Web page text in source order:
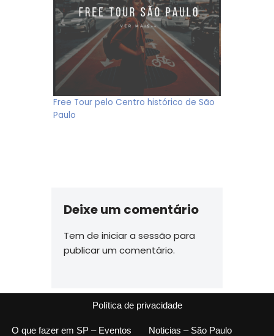
Free Tour pelo Centro histórico de São
Paulo
Deixe um comentário
Tem de iniciar a sessão para
publicar um comentário.
Política de privacidade
O que fazer em SP – Eventos
Noticias – São Paulo